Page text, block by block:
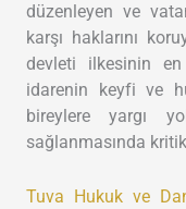
düzenleyen ve
karşı haklarını
devleti ilkesinin
idarenin keyfi ve
bireylere yargı
sağlanmasında
Tuva Hukuk ve